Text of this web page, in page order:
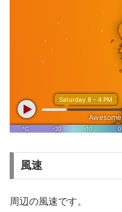
風速
周辺の風速です。